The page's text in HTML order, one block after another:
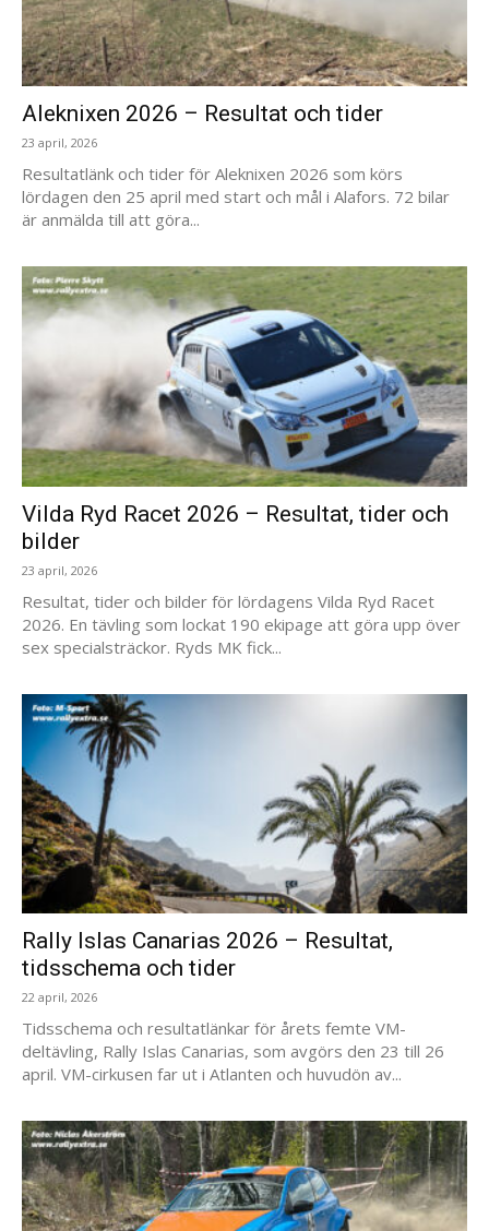
Aleknixen 2026 – Resultat och tider
23 april, 2026
Resultatlänk och tider för Aleknixen 2026 som körs
lördagen den 25 april med start och mål i Alafors. 72 bilar
är anmälda till att göra...
Vilda Ryd Racet 2026 – Resultat, tider och
bilder
23 april, 2026
Resultat, tider och bilder för lördagens Vilda Ryd Racet
2026. En tävling som lockat 190 ekipage att göra upp över
sex specialsträckor. Ryds MK fick...
Rally Islas Canarias 2026 – Resultat,
tidsschema och tider
22 april, 2026
Tidsschema och resultatlänkar för årets femte VM-
deltävling, Rally Islas Canarias, som avgörs den 23 till 26
april. VM-cirkusen far ut i Atlanten och huvudön av...